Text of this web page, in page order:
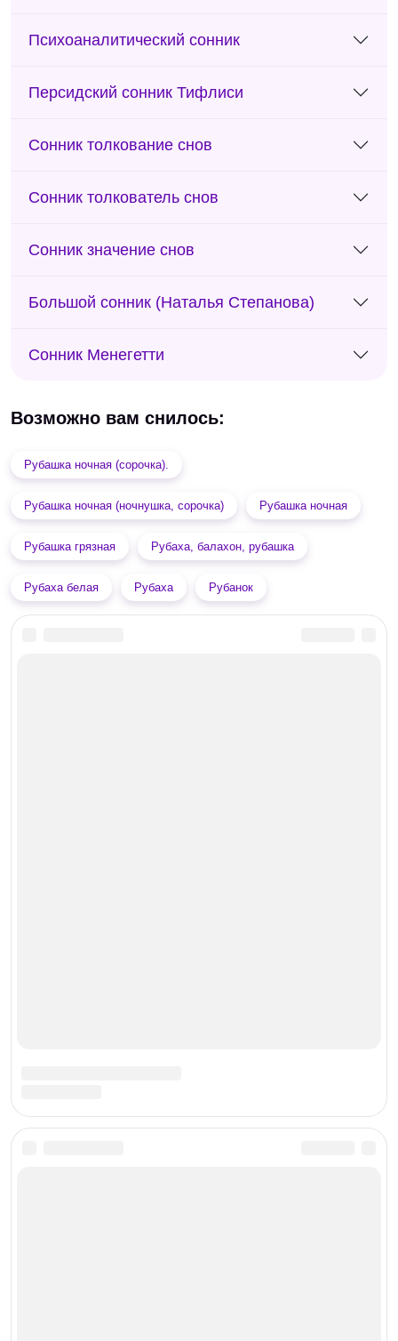
Психоаналитический сонник
Персидский сонник Тифлиси
Сонник толкование снов
Сонник толкователь снов
Сонник значение снов
Большой сонник (Наталья Степанова)
Сонник Менегетти
Возможно вам снилось:
Рубашка ночная (сорочка).
Рубашка ночная (ночнушка, сорочка) Рубашка ночная
Рубашка грязная Рубаха, балахон, рубашка
Рубаха белая Рубаха Рубанок